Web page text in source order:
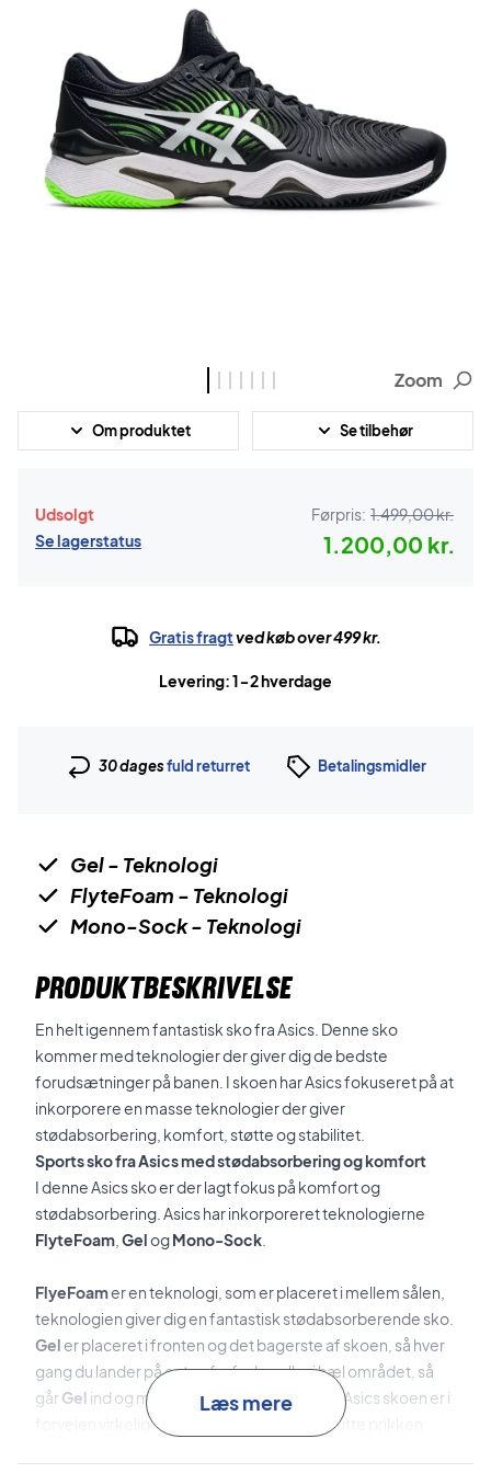
Zoom
Om produktet Se tilbehør
Udsolgt
Se lagerstatus
Førpris: 1.499,00 kr.
1.200,00 kr.
Gratis fragtved køb over 499 kr.
Levering: 1-2 hverdage
30 dagesfuld returret Betalingsmidler
Gel - Teknologi
FlyteFoam - Teknologi
Mono-Sock - Teknologi
PRODUKTBESKRIVELSE
En helt igennem fantastisk sko fra Asics. Denne sko
kommer med teknologier der giver dig de bedste
forudsætninger på banen. I skoen har Asics fokuseret på at
inkorporere en masse teknologier der giver
stødabsorbering, komfort, støtte og stabilitet.
Sports sko fra Asics med stødabsorbering og komfort
I denne Asics sko er der lagt fokus på komfort og
stødabsorbering. Asics har inkorporeret teknologierne
FlyteFoam GelogMono-Sock
FlyeFoamer en teknologi, som er placeret i mellem sålen,
teknologien giver dig en fantastisk stødabsorberende sko.
Gel er placeret i fronten og det bagerste af skoen, så hver
gang du lander på enten forfoden eller i hæl området, så
gårGel ind og mindre belastningen af stød. Asics skoen er i
forvejen virkelig komfortabel, men for at putte prikken
Læs mere